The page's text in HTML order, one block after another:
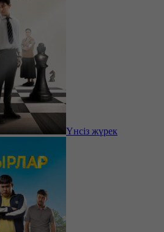
Үнсіз жүрек